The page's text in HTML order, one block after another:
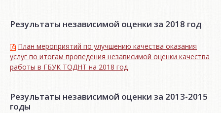
Результаты независимой оценки за 2018 год
План мероприятий по улучшению качества оказания
услуг по итогам проведения независимой оценки качества
работы в ГБУК ТОДНТ на 2018 год
Результаты независимой оценки за 2013-2015
годы